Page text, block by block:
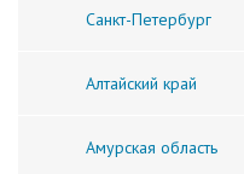
Санкт-Петербург
Алтайский край
Амурская область